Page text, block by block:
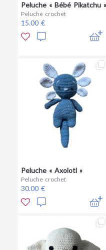
Peluche « Bébé Pikatchu »
Peluche crochet
15.00 €
Peluche « Axolotl »
Peluche crochet
30.00 €